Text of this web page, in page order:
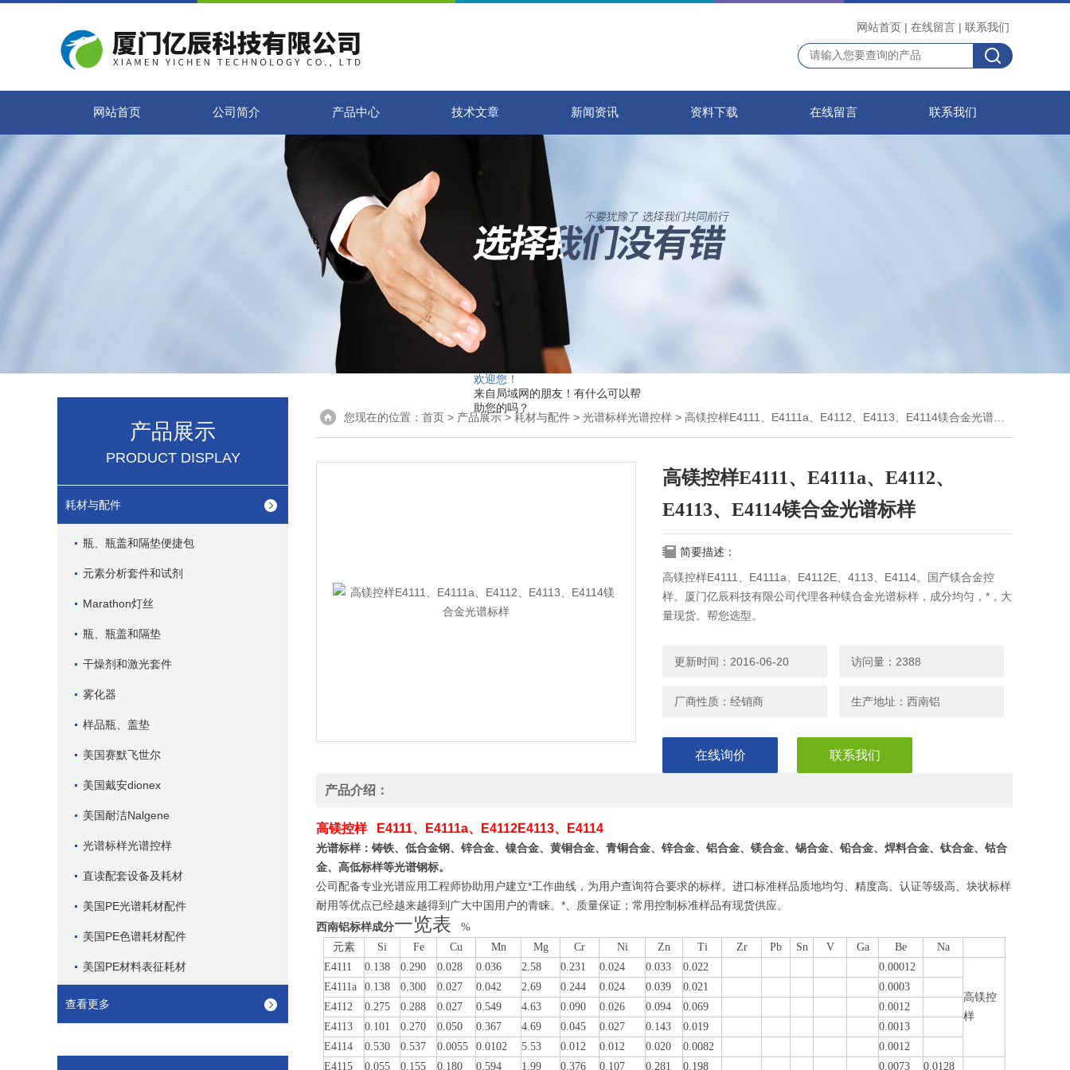
欢迎您！
来自局域网的朋友！有什么可以帮
助您的吗？
网站首页 | 在线留言 | 联系我们
网站首页 公司简介 产品中心 技术文章 新闻资讯 资料下载 在线留言 联系我们
产品展示
PRODUCT DISPLAY
耗材与配件
瓶、瓶盖和隔垫便捷包
元素分析套件和试剂
Marathon灯丝
瓶、瓶盖和隔垫
干燥剂和激光套件
雾化器
样品瓶、盖垫
美国赛默飞世尔
美国戴安dionex
美国耐洁Nalgene
光谱标样光谱控样
直读配套设备及耗材
美国PE光谱耗材配件
美国PE色谱耗材配件
美国PE材料表征耗材
查看更多
您现在的位置： 首页 > 产品展示> 耗材与配件 > 光谱标样光谱控样 > 高镁控样E4111、E4111a、E4112、E4113、E4114镁合金光谱标样
高镁控样E4111、E4111a、E4112、
E4113、E4114镁合金光谱标样
简要描述：
高镁控样E4111、E4111a、E4112E、4113、E4114。国产镁合金控
样。厦门亿辰科技有限公司代理各种镁合金光谱标样，成分均匀，*，大
量现货。帮您选型。
更新时间：2016-06-20 访问量：2388
厂商性质：经销商 生产地址：西南铝
在线询价 联系我们
产品介绍：
高镁控样 E4111、E4111a、E4112E4113、E4114
光谱标样：铸铁、低合金钢、锌合金、镍合金、黄铜合金、青铜合金、锌合金、铝合金、镁合金、锡合金、铅合金、焊料合金、钛合金、钴合
金、高低标样等光谱钢标。
公司配备专业光谱应用工程师协助用户建立*工作曲线，为用户查询符合要求的标样。进口标准样品质地均匀、精度高、认证等级高、块状标样
耐用等优点已经越来越得到广大中国用户的青睐。*、质量保证；常用控制标准样品有现货供应。
西南铝标样成分一览表 %
元素
Si Fe Cu Mn Mg Cr Ni Zn Ti Zr Pb Sn V Ga Be
Na
E4111
0.138 0.290 0.028 0.036 2.58 0.231 0.024 0.033 0.022 0.00012
高镁控
样
E4111a 0.138 0.300 0.027 0.042 2.69 0.244 0.024 0.039 0.021
0.0003
E4112
0.275 0.288 0.027 0.549 4.63 0.090 0.026 0.094 0.069
0.0012
E4113
0.101 0.270 0.050 0.367 4.69 0.045 0.027 0.143 0.019
0.0013
E4114
0.530 0.537 0.0055 0.0102 5.53 0.012 0.012 0.020 0.0082
0.0012
E4115
0.055 0.155 0.180 0.594 1.99 0.376 0.107 0.281 0.198 0.0073 0.0128